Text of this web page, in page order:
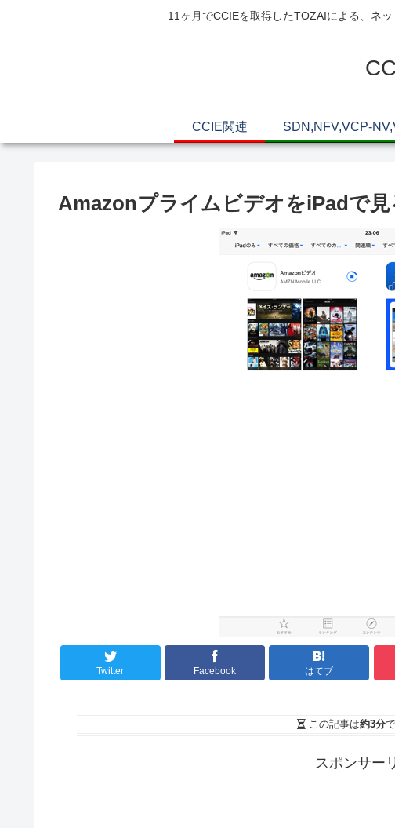
11ヶ月でCCIEを取得したTOZAIによる、ネ
CCIE関連 SDN,NFV,VCP-
AmazonプライムビデオをiPadで見
Twitter Facebook はてブ
この記事は約3分
スポンサー